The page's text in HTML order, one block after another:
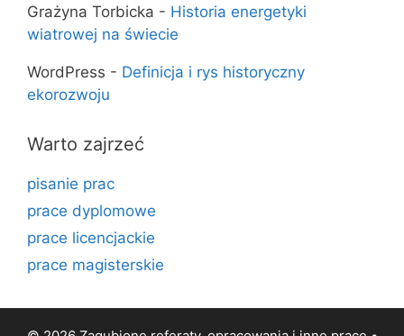
Grażyna Torbicka - Historia energetyki
wiatrowej na świecie
WordPress - Definicja i rys historyczny
ekorozwoju
Warto zajrzeć
pisanie prac
prace dyplomowe
prace licencjackie
prace magisterskie